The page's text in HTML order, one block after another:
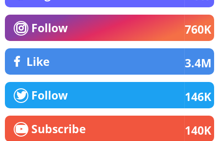
Follow 760K
Like 3.4M
Follow 146K
Subscribe 140K